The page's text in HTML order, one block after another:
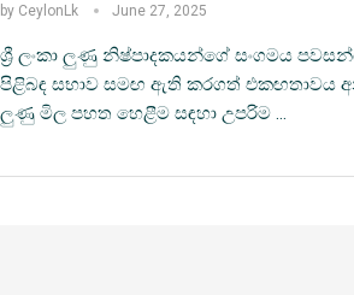
by CeylonLk June 27, 2025
ශ්‍රී ලංකා ලුණු නිෂ්පාදකයන්ගේ සංගමය
පිළිබඳ සභාව සමඟ ඇති කරගත් එකඟතාවය
ලුණු මිල පහත හෙළීම සඳහා උපරිම …